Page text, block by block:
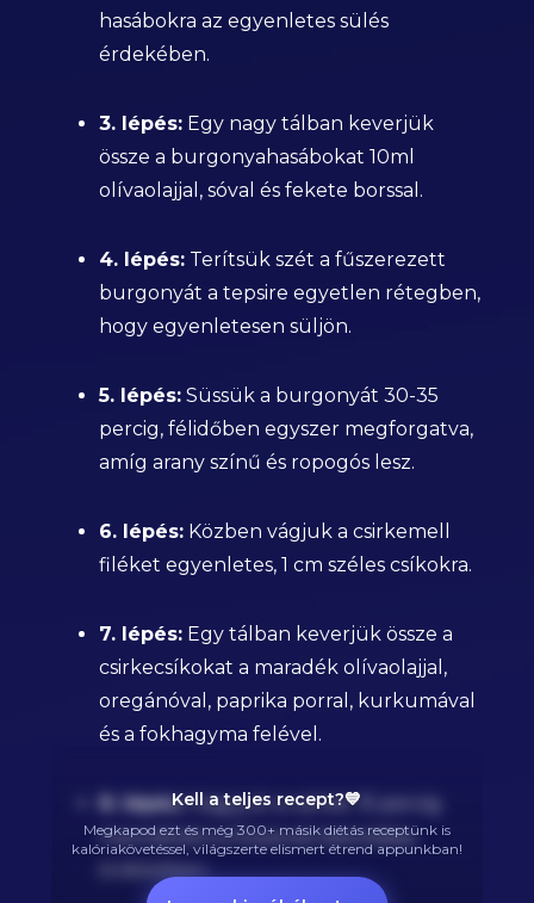
hasábokra az egyenletes sülés
érdekében.
3. lépés:Egy nagy tálban keverjük
össze a burgonyahasábokat 10ml
olívaolajjal, sóval és fekete borssal.
4. lépés:Terítsük szét a fűszerezett
burgonyát a tepsire egyetlen rétegben,
hogy egyenletesen süljön.
5. lépés:Süssük a burgonyát 30-35
percig, félidőben egyszer megforgatva,
amíg arany színű és ropogós lesz.
6. lépés:Közben vágjuk a csirkemell
filéket egyenletes, 1 cm széles csíkokra.
7. lépés:Egy tálban keverjük össze a
csirkecsíkokat a maradék olívaolajjal,
oregánóval, paprika porral, kurkumával
és a fokhagyma felével.
8. lépés:Hagyjuk a csirkét 15 percig
marinálódni a fűszerek beivódása
érdekében.
Kell a teljes recept?💙
Megkapod ezt és még 300+ másik diétás receptünk is
kalóriakövetéssel, világszerte elismert étrend appunkban!